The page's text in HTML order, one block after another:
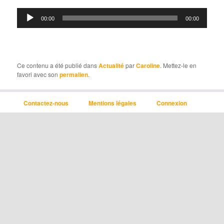
Lecteur
audio
00:00 00:00
Ce contenu a été publié dansActualitéparCaroline. Mettez-le en
favori avec sonpermalien.
Contactez-nous Mentions légales Connexion